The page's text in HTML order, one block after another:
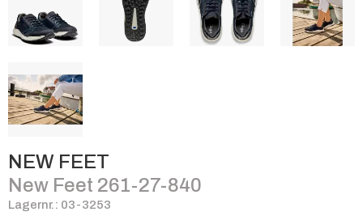
NEW FEET
New Feet 261-27-840
Lagernr.: 03-3253